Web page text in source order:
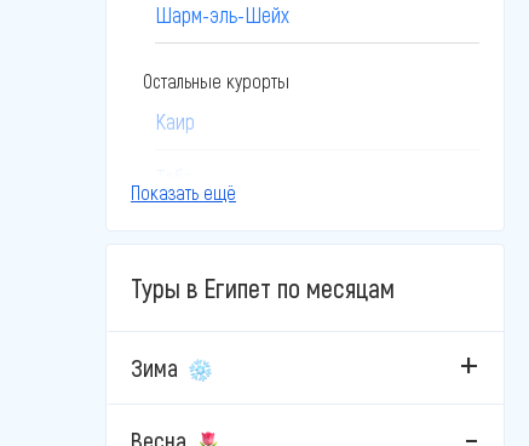
Шарм-эль-Шейх
Остальные курорты
Каир
Эль-Гуна
Показать ещё
Туры в Египет по месяцам
Зима
Весна